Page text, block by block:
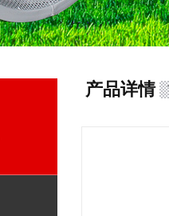
产品详情